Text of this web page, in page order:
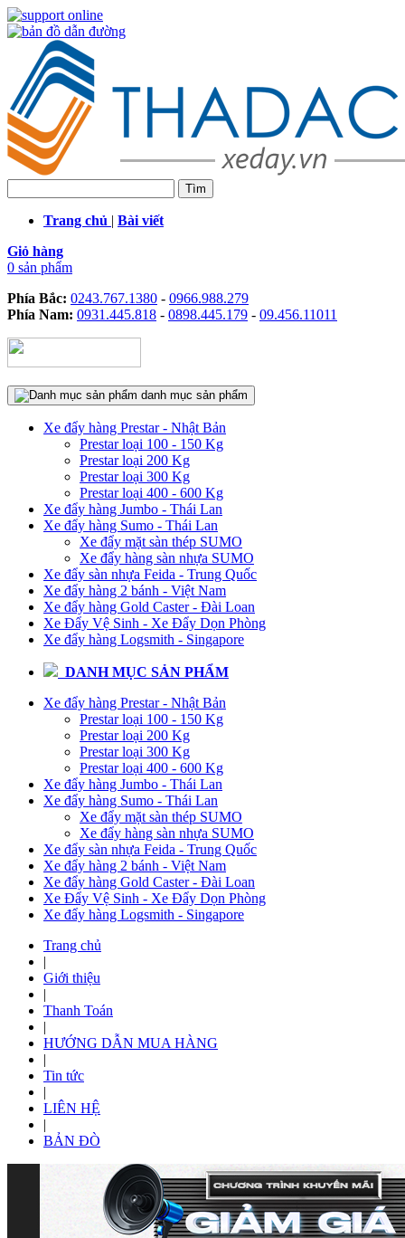
Trang chủ | Bài viết
Giỏ hàng
0 sản phẩm
Phía Bắc: 0243.767.1380 - 0966.988.279
Phía Nam: 0931.445.818 - 0898.445.179 - 09.456.11011
danh mục sản phẩm
Xe đẩy hàng Prestar - Nhật Bản
Prestar loại 100 - 150 Kg
Prestar loại 200 Kg
Prestar loại 300 Kg
Prestar loại 400 - 600 Kg
Xe đẩy hàng Jumbo - Thái Lan
Xe đẩy hàng Sumo - Thái Lan
Xe đẩy mặt sàn thép SUMO
Xe đẩy hàng sàn nhựa SUMO
Xe đẩy sàn nhựa Feida - Trung Quốc
Xe đẩy hàng 2 bánh - Việt Nam
Xe đẩy hàng Gold Caster - Đài Loan
Xe Đẩy Vệ Sinh - Xe Đẩy Dọn Phòng
Xe đẩy hàng Logsmith - Singapore
DANH MỤC SẢN PHẨM
Xe đẩy hàng Prestar - Nhật Bản
Prestar loại 100 - 150 Kg
Prestar loại 200 Kg
Prestar loại 300 Kg
Prestar loại 400 - 600 Kg
Xe đẩy hàng Jumbo - Thái Lan
Xe đẩy hàng Sumo - Thái Lan
Xe đẩy mặt sàn thép SUMO
Xe đẩy hàng sàn nhựa SUMO
Xe đẩy sàn nhựa Feida - Trung Quốc
Xe đẩy hàng 2 bánh - Việt Nam
Xe đẩy hàng Gold Caster - Đài Loan
Xe Đẩy Vệ Sinh - Xe Đẩy Dọn Phòng
Xe đẩy hàng Logsmith - Singapore
Trang chủ
|
Giới thiệu
|
Thanh Toán
|
HƯỚNG DẪN MUA HÀNG
|
Tin tức
|
LIÊN HỆ
|
BẢN ĐÒ